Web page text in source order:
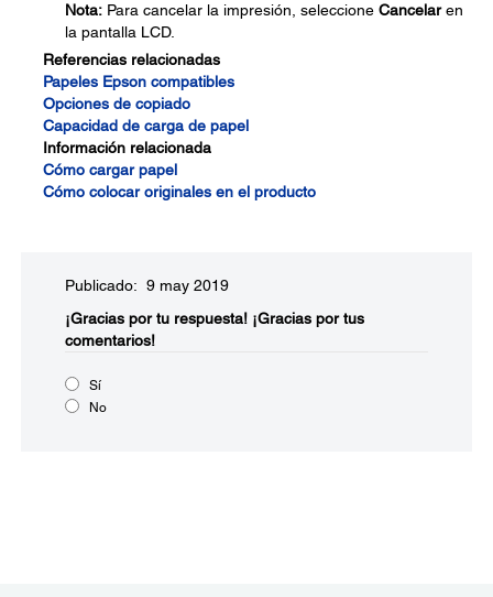
Nota: Para cancelar la impresión, seleccione Cancelaren
la pantalla LCD.
Referencias relacionadas
Papeles Epson compatibles
Opciones de copiado
Capacidad de carga de papel
Información relacionada
Cómo cargar papel
Cómo colocar originales en el producto
Publicado: 9 may 2019
¡Gracias por tu respuesta! ¡Gracias por tus
comentarios!
Sí
No